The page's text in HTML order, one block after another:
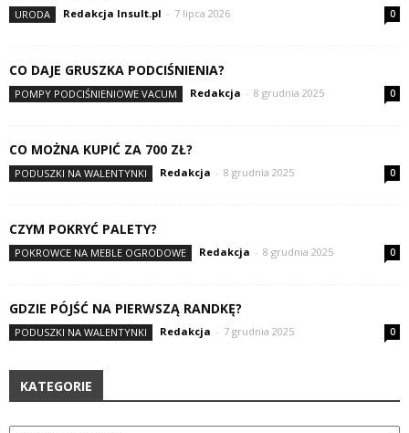
URODA Redakcja Insult.pl - 7 lipca 2026 0
CO DAJE GRUSZKA PODCIŚNIENIA?
POMPY PODCIŚNIENIOWE VACUM Redakcja - 8 grudnia 2025 0
CO MOŻNA KUPIĆ ZA 700 ZŁ?
PODUSZKI NA WALENTYNKI Redakcja - 8 grudnia 2025 0
CZYM POKRYĆ PALETY?
POKROWCE NA MEBLE OGRODOWE Redakcja - 8 grudnia 2025 0
GDZIE PÓJŚĆ NA PIERWSZĄ RANDKĘ?
PODUSZKI NA WALENTYNKI Redakcja - 7 grudnia 2025 0
KATEGORIE
Kategorie